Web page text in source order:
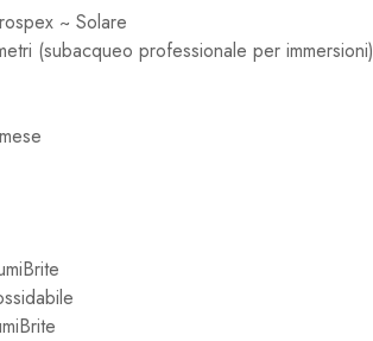
~ Solare
(subacqueo professionale per immersioni)